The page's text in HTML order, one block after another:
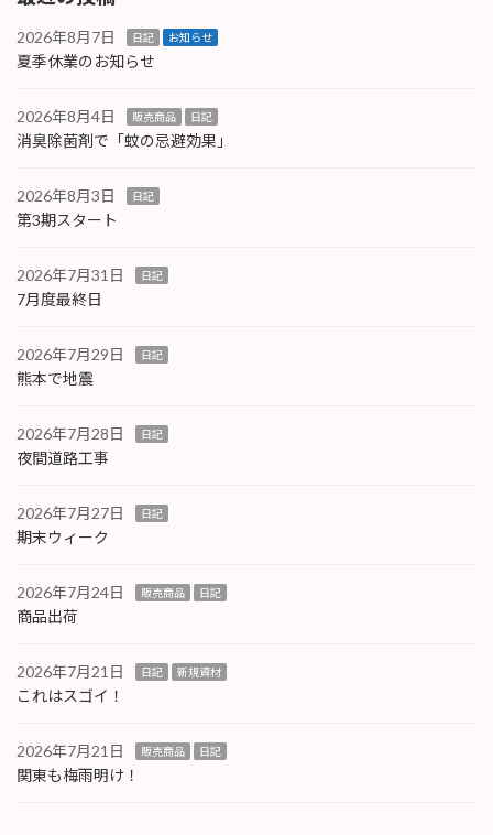
2026年8月7日 日記 お知らせ
夏季休業のお知らせ
2026年8月4日 販売商品 日記
消臭除菌剤で「蚊の忌避効果」
2026年8月3日 日記
第3期スタート
2026年7月31日 日記
7月度最終日
2026年7月29日 日記
熊本で地震
2026年7月28日 日記
夜間道路工事
2026年7月27日 日記
期末ウィーク
2026年7月24日 販売商品 日記
商品出荷
2026年7月21日 日記 新規資材
これはスゴイ！
2026年7月21日 販売商品 日記
関東も梅雨明け！